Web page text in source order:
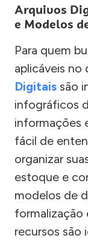
Arquivos
e Modelos
Para quem
aplicáveis no
Digitais são
infográficos
informações
fácil de
organizar
estoque e
modelos de
formalização
recursos são